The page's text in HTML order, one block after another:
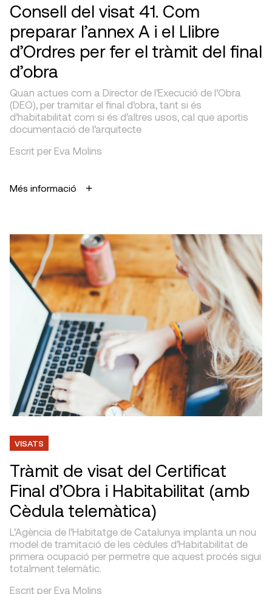
Consell del visat 41. Com
preparar l’annex A i el Llibre
d’Ordres per fer el tràmit del final
d’obra
Quan actues com a Director de l’Execució de l’Obra
(DEO), per tramitar el final d’obra, tant si és
d’habitabilitat com si és d’altres usos, cal que aportis
documentació de l’arquitecte
Escrit per Eva Molins
Més informació
VISATS
Tràmit de visat del Certificat
Final d’Obra i Habitabilitat (amb
Cèdula telemàtica)
L’Agència de l’Habitatge de Catalunya implanta un nou
model de tramitació de les cèdules d’Habitabilitat de
primera ocupació per permetre que aquest procés sigui
totalment telemàtic.
Escrit per Eva Molins